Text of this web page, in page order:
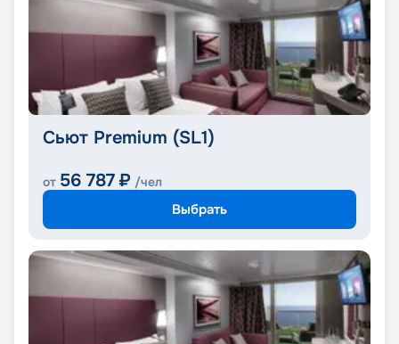
Сьют Premium (SL1)
от 56 787 ₽ /чел
Выбрать